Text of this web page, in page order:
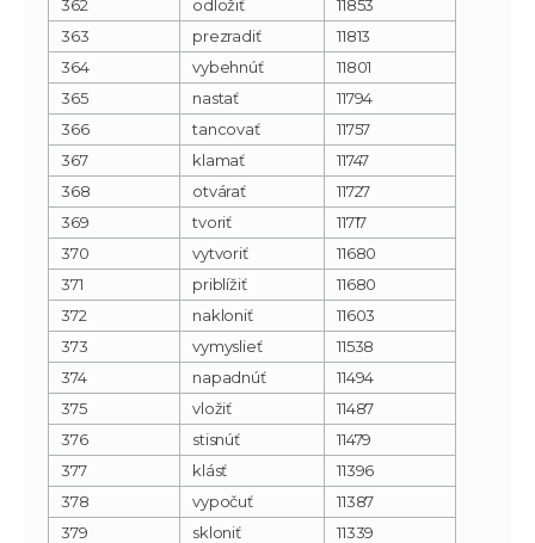
362
odložiť
11853
363
prezradiť
11813
364
vybehnúť
11801
365
nastať
11794
366
tancovať
11757
367
klamať
11747
368
otvárať
11727
369
tvoriť
11717
370
vytvoriť
11680
371
priblížiť
11680
372
nakloniť
11603
373
vymyslieť
11538
374
napadnúť
11494
375
vložiť
11487
376
stisnúť
11479
377
klásť
11396
378
vypočuť
11387
379
skloniť
11339